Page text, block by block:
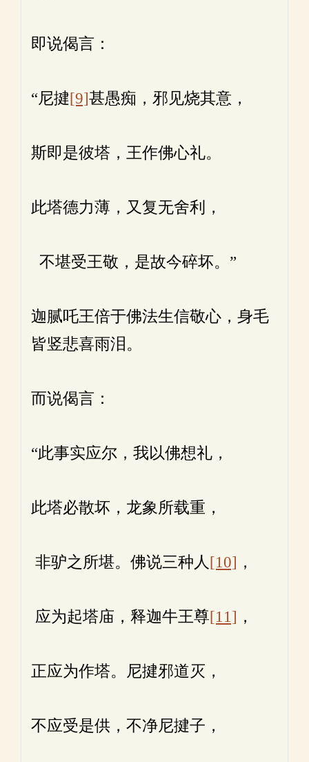
即说偈言：
“尼揵[9]甚愚痴，邪见烧其意，
斯即是彼塔，王作佛心礼。
此塔德力薄，又复无舍利，
不堪受王敬，是故今碎坏。”
迦腻吒王倍于佛法生信敬心，身毛
皆竖悲喜雨泪。
而说偈言：
“此事实应尔，我以佛想礼，
此塔必散坏，龙象所载重，
非驴之所堪。佛说三种人[10] ，
应为起塔庙，释迦牛王尊[11] ，
正应为作塔。尼揵邪道灭，
不应受是供，不净尼揵子，